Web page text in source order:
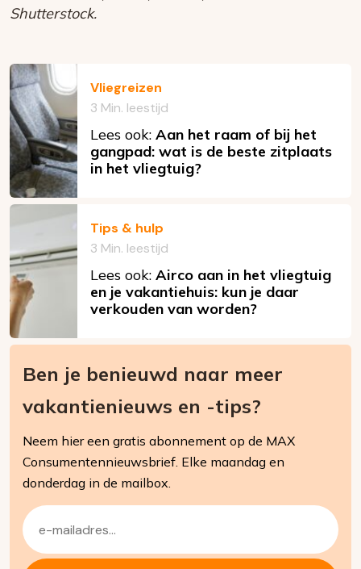
Shutterstock.
Vliegreizen
3 Min. leestijd
Lees ook: Aan het raam of bij het
gangpad: wat is de beste zitplaats
in het vliegtuig?
Tips & hulp
3 Min. leestijd
Lees ook: Airco aan in het vliegtuig
en je vakantiehuis: kun je daar
verkouden van worden?
Ben je benieuwd naar meer
vakantienieuws en -tips?
Neem hier een gratis abonnement op de MAX
Consumentennieuwsbrief. Elke maandag en
donderdag in de mailbox.
E-
mailadres
(Vereist)